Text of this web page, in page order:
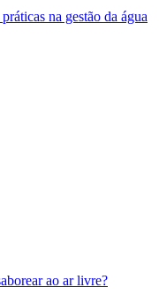
na gestão da água
ao ar livre?